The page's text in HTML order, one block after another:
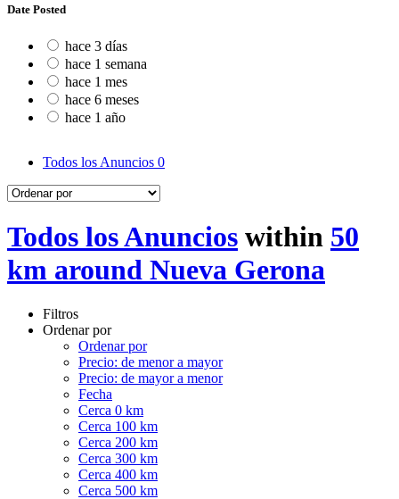
Date Posted
hace 3 días
hace 1 semana
hace 1 mes
hace 6 meses
hace 1 año
Todos los Anuncios 0
Todos los Anuncios within 50
km around Nueva Gerona
Filtros
Ordenar por
Ordenar por
Precio: de menor a mayor
Precio: de mayor a menor
Fecha
Cerca 0 km
Cerca 100 km
Cerca 200 km
Cerca 300 km
Cerca 400 km
Cerca 500 km